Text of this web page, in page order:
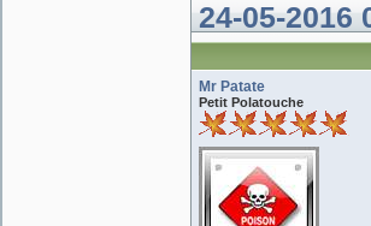
24-05-2016
Mr Patate
Petit Polatouche